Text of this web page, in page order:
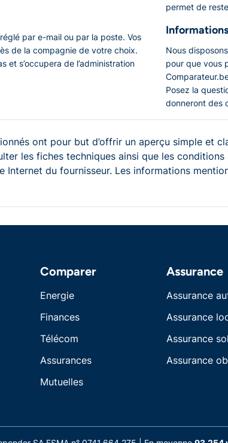
par e-mail ou par la poste. Vos
de la compagnie de votre choix.
et s’occupera de l’administration
permet de
Nous
pour que vous
Posez la
donneront des
ont pour but d’offrir un aperçu simple et
les fiches techniques ainsi que les
du fournisseur. Les informations
Comparer
Energie
Finances
Télécom
Assurances
Mutuelles
Assurance
Assurance
Assurance
Assurance
Assurance